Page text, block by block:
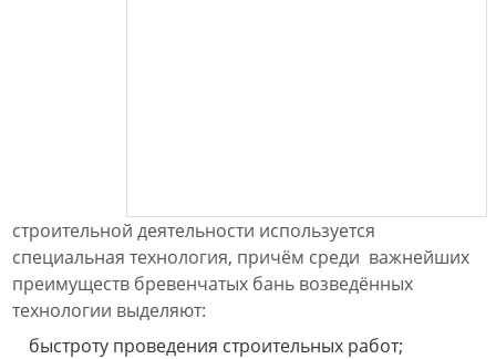
строительной деятельности используется
специальная технология, причём среди важнейших
преимуществ бревенчатых бань возведённых
технологии выделяют:
быстроту проведения строительных работ;